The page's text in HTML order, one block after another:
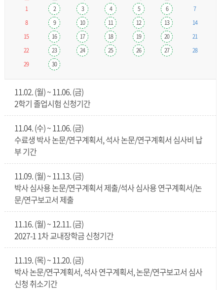
1 2 3 4 5 6
7
8
9 10 11 12 13
14
15
16 17 18 19 20
21
22
23 24 25 26 27
28
29
30
11.02. (월) ~ 11.06. (금)
2학기 졸업시험 신청기간
11.04. (수) ~ 11.06. (금)
수료생 박사 논문/연구계획서, 석사 논문/연구계획서 심사비 납
부 기간
11.09. (월) ~ 11.13. (금)
박사 심사용 논문/연구계획서 제출/석사 심사용 연구계획서/논
문/연구보고서 제출
11.16. (월) ~ 12.11. (금)
2027-1 1차 교내장학금 신청기간
11.19. (목) ~ 11.20. (금)
박사 논문/연구계획서, 석사 연구계획서, 논문/연구보고서 심사
신청 취소기간